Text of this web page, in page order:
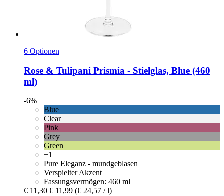
6 Optionen
Rose & Tulipani Prismia -​ Stielglas, Blue (460
ml)
-6%
Blue
Clear
Pink
Grey
Green
+1
Pure Eleganz - mundgeblasen
Verspielter Akzent
Fassungsvermögen: 460 ml
€ 11,30 € 11,99 (€ 24,57 / l)